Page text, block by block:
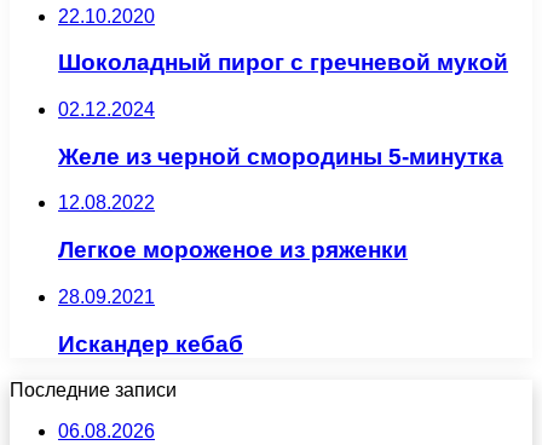
22.10.2020
Шоколадный пирог с гречневой мукой
02.12.2024
Желе из черной смородины 5-минутка
12.08.2022
Легкое мороженое из ряженки
28.09.2021
Искандер кебаб
Последние записи
06.08.2026